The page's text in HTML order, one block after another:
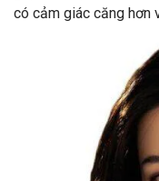
có cảm giác căng hơn